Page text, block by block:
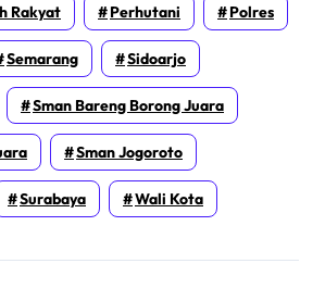
Rakyat Perhutani Polres
Semarang Sidoarjo
Sman Bareng Borong Juara
Sman Jogoroto
Surabaya Wali Kota